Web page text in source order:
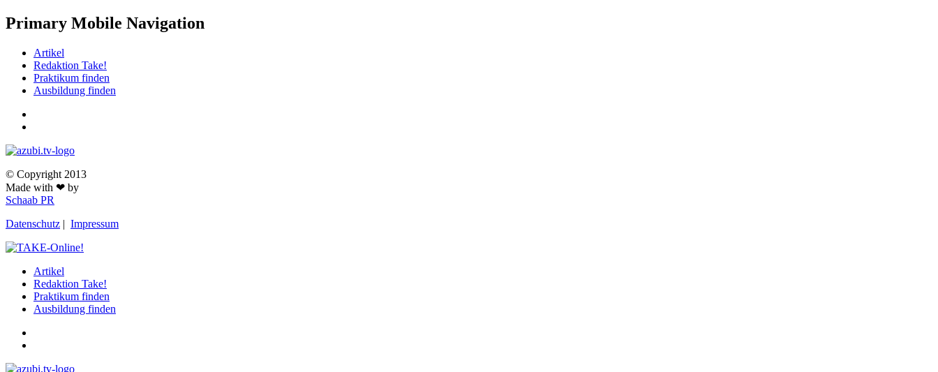
Primary Mobile Navigation
Artikel
Redaktion Take!
Praktikum finden
Ausbildung finden
© Copyright 2013
Made with ❤ by
Schaab PR
Datenschutz | Impressum
Artikel
Redaktion Take!
Praktikum finden
Ausbildung finden